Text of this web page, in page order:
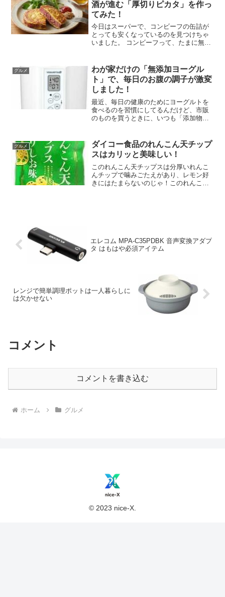
酒が進む「厚切りピカタ」を作っ
てみた！
今日はスーパーで、コンビーフの缶詰が
とっても安くなっているのを見つけちゃ
いました。 コンビーフって、たまに無性
今日はちょっと贅沢に「晩酌の主役」に
してみました。作った...
グルメ
わが家だけの「無添加ヨーグル
ト」で、毎日のお腹の調子が激変
しました！
最近、毎日の健康のためにヨーグルトを
食べるのを習慣にしてるんだけど、市販
のものを買うときに、いつも「添加物」
い、純粋なヨーグルトを自分で作りた
い！って思って、ついにタニ...
グルメ
ダイコー食品のれんこん天チップ
スはカリッと美味しい！
このれんこん天チップスは分厚いれんこ
んチップで噛みごたえがあり、レモン好
きにはたまらないのじゃ！このれんこん
エレコム MPA-C35PDBK 音声変換アダプ
タ はもはや必須アイテム
レンジで簡単調理ポットは一人暮らしに
は欠かせない
コメント
コメントを書き込む
ホーム グルメ
© 2023 nice-X.